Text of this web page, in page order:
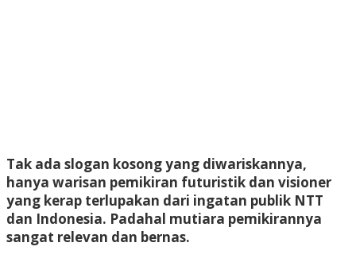
Tak ada slogan kosong yang diwariskannya,
hanya warisan pemikiran futuristik dan visioner
yang kerap terlupakan dari ingatan publik NTT
dan Indonesia. Padahal mutiara pemikirannya
sangat relevan dan bernas.